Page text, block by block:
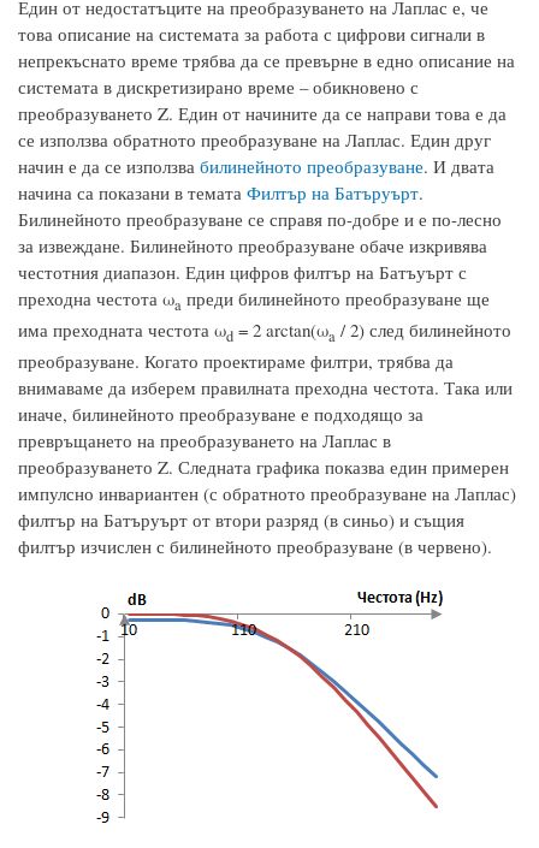
Един от недостатъците на преобразуването на Лаплас е, че
това описание на системата за работа с цифрови сигнали в
непрекъснато време трябва да се превърне в едно описание на
системата в дискретизирано време – обикновено с
преобразуването Z. Един от начините да се направи това е да
се използва обратното преобразуване на Лаплас. Един друг
начин е да се използва билинейното преобразуване. И двата
начина са показани в темата Филтър на Батъруърт.
Билинейното преобразуване се справя по-добре и е по-лесно
за извеждане. Билинейното преобразуване обаче изкривява
честотния диапазон. Един цифров филтър на Батъуърт с
преходна честота ωa преди билинейното преобразуване ще
има преходната честота ωd = 2 arctan(ωa / 2) след билинейното
преобразуване. Когато проектираме филтри, трябва да
внимаваме да изберем правилната преходна честота. Така или
иначе, билинейното преобразуване е подходящо за
превръщането на преобразуването на Лаплас в
преобразуването Z. Следната графика показва един примерен
импулсно инвариантен (с обратното преобразуване на Лаплас)
филтър на Батъруърт от втори разряд (в синьо) и същия
филтър изчислен с билинейното преобразуване (в червено).